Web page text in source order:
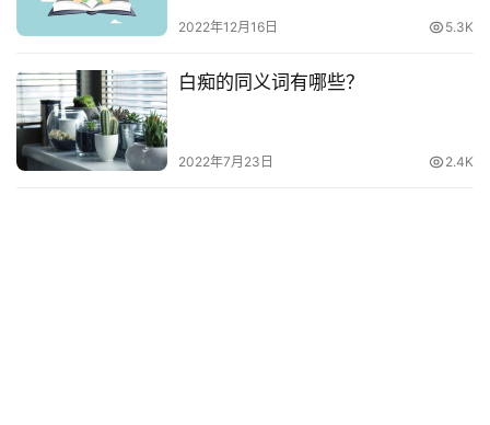
2022年12月16日 5.3K
白痴的同义词有哪些？
2022年7月23日 2.4K